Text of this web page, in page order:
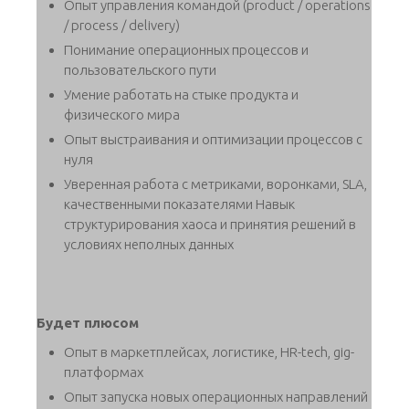
Опыт управления командой (product / operations
/ process / delivery)
Понимание операционных процессов и
пользовательского пути
Умение работать на стыке продукта и
физического мира
Опыт выстраивания и оптимизации процессов с
нуля
Уверенная работа с метриками, воронками, SLA,
качественными показателями Навык
структурирования хаоса и принятия решений в
условиях неполных данных
Будет плюсом
Опыт в маркетплейсах, логистике, HR-tech, gig-
платформах
Опыт запуска новых операционных направлений